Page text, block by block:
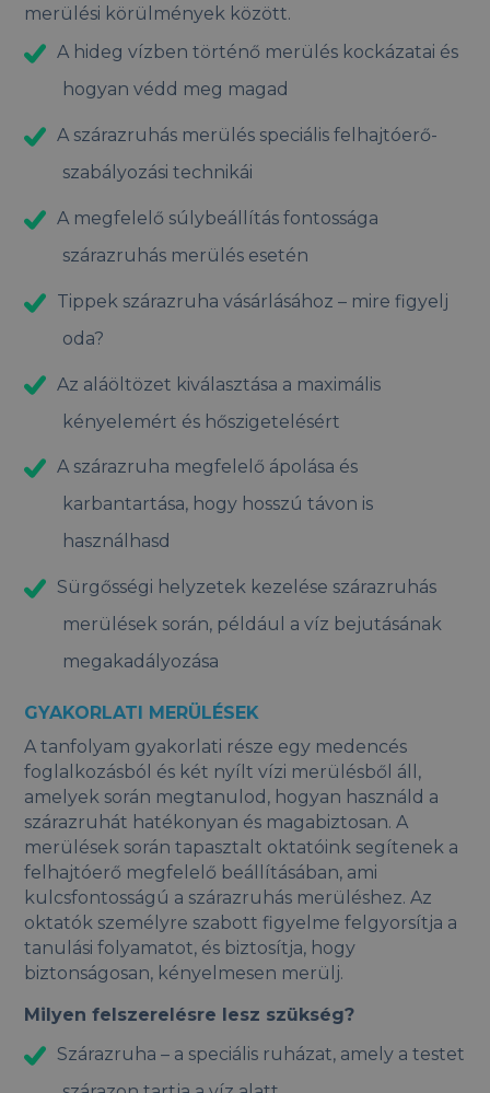
merülési körülmények között.
A hideg vízben történő merülés kockázatai és
hogyan védd meg magad
A szárazruhás merülés speciális felhajtóerő-
szabályozási technikái
A megfelelő súlybeállítás fontossága
szárazruhás merülés esetén
Tippek szárazruha vásárlásához – mire figyelj
oda?
Az aláöltözet kiválasztása a maximális
kényelemért és hőszigetelésért
A szárazruha megfelelő ápolása és
karbantartása, hogy hosszú távon is
használhasd
Sürgősségi helyzetek kezelése szárazruhás
merülések során, például a víz bejutásának
megakadályozása
GYAKORLATI MERÜLÉSEK
A tanfolyam gyakorlati része egy medencés
foglalkozásból és két nyílt vízi merülésből áll,
amelyek során megtanulod, hogyan használd a
szárazruhát hatékonyan és magabiztosan. A
merülések során tapasztalt oktatóink segítenek a
felhajtóerő megfelelő beállításában, ami
kulcsfontosságú a szárazruhás merüléshez. Az
oktatók személyre szabott figyelme felgyorsítja a
tanulási folyamatot, és biztosítja, hogy
biztonságosan, kényelmesen merülj.
Milyen felszerelésre lesz szükség?
Szárazruha – a speciális ruházat, amely a testet